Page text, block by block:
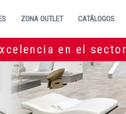
ZONA OUTLET CATÁLOGOS
en el sector